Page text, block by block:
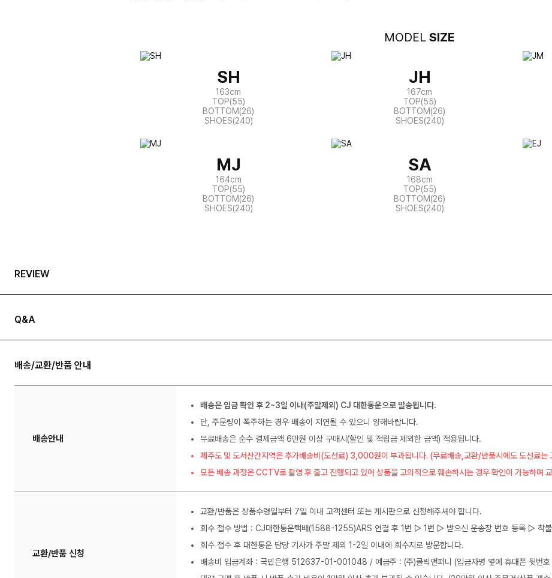
MODEL SIZE
SH
163cm
TOP(55)
BOTTOM(26)
SHOES(240)
JH
167cm
TOP(55)
BOTTOM(26)
SHOES(240)
MJ
164cm
TOP(55)
BOTTOM(26)
SHOES(240)
SA
168cm
TOP(55)
BOTTOM(26)
SHOES(240)
REVIEW
Q&A
배송/교환/반품 안내
배송안내
배송은 입금 확인 후 2~3일 이내(주말제외) CJ 대한통운으로 발송됩니다.
단, 주문량이 폭주하는 경우 배송이 지연될 수 있으니 양해바랍니다.
무료배송은 순수 결제금액 6만원 이상 구매시(할인 및 적립금 제외한 금액) 적용됩니다.
제주도 및 도서산간지역은 추가배송비(도선료) 3,000원이 부과됩니다. (무료배송,교환/반품시에도 도선료는
모든 배송 과정은 CCTV로 촬영 후 출고 진행되고 있어 상품을 고의적으로 훼손하시는 경우 확인이 가능하며
교환/반품 신청
교환/반품은 상품수령일부터 7일 이내 고객센터 또는 게시판으로 신청해주셔야 합니다.
회수 접수 방법 : CJ대한통운택배(1588-1255)ARS 연결 후 1번 ▷ 1번 ▷ 받으신 운송장 번호 등록 ▷ 착
회수 접수 후 대한통운 담당 기사가 주말 제외 1-2일 이내에 회수지로 방문합니다.
배송비 입금계좌 : 국민은행 512637-01-001048 / 예금주 : (주)클릭앤퍼니 (입금자명 옆에 휴대폰 뒷번호